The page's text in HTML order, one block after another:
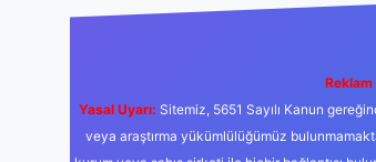
Yasal Uyarı: Sitemiz, 5651 Sayılı Kanun
veya araştırma yükümlülüğümüz